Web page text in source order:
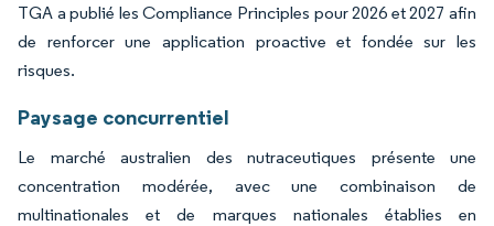
TGA a publié les Compliance Principles pour 2026 et 2027 afin
de renforcer une application proactive et fondée sur les
risques.
Paysage concurrentiel
Le marché australien des nutraceutiques présente une
concentration modérée, avec une combinaison de
multinationales et de marques nationales établies en